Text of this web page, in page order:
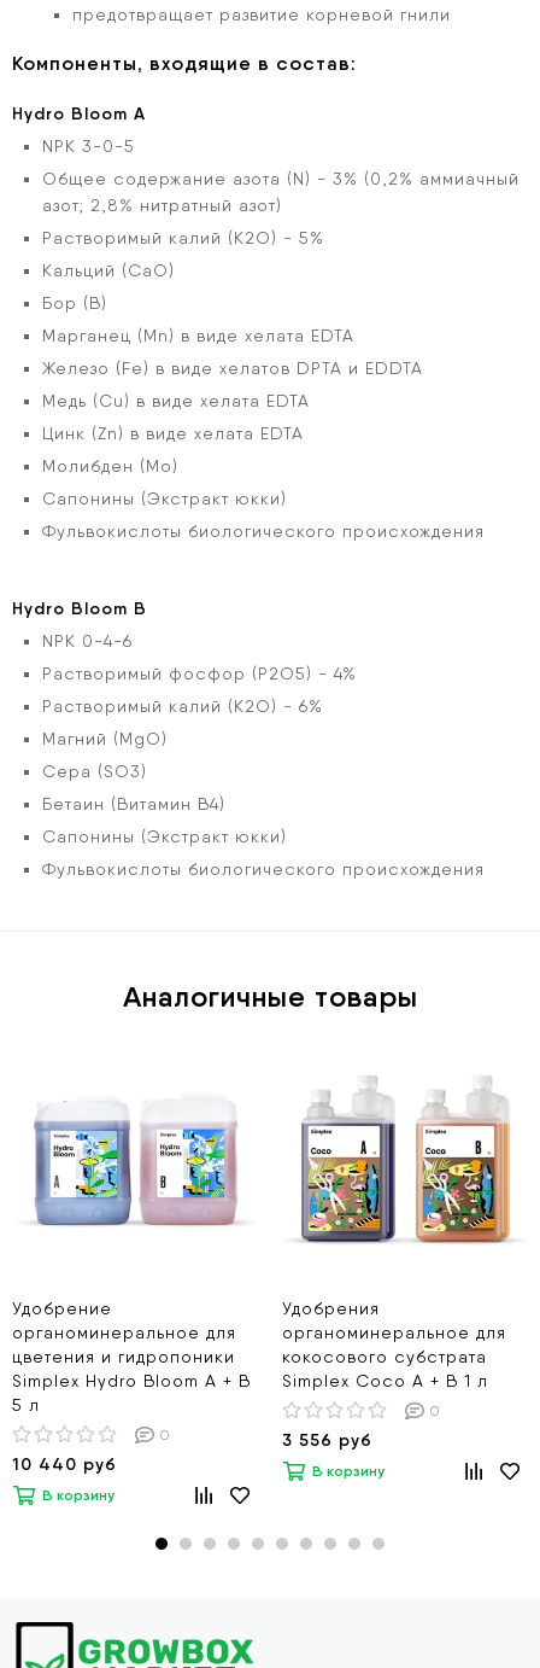
предотвращает развитие корневой гнили
Компоненты, входящие в состав:
Hydro Bloom A
NPK 3-0-5
Общее содержание азота (N) - 3% (0,2% аммиачный
азот; 2,8% нитратный азот)
Растворимый калий (К2О) - 5%
Кальций (СаО)
Бор (В)
Марганец (Mn) в виде хелата EDTA
Железо (Fe) в виде хелатов DPTA и EDDTA
Медь (Cu) в виде хелата EDTA
Цинк (Zn) в виде хелата EDTA
Молибден (Мо)
Сапонины (Экстракт юкки)
Фульвокислоты биологического происхождения
Hydro Bloom В
NPK 0-4-6
Растворимый фосфор (Р2О5) - 4%
Растворимый калий (К2О) - 6%
Магний (MgO)
Сера (SO3)
Бетаин (Витамин В4)
Сапонины (Экстракт юкки)
Фульвокислоты биологического происхождения
Аналогичные товары
Удобрение
органоминеральное для
цветения и гидропоники
Simplex Hydro Bloom A + B
5 л
0
10 440 руб
В корзину
Удобрения
органоминеральное для
кокосового субстрата
Simplex Coco A + B 1 л
0
3 556 руб
В корзину